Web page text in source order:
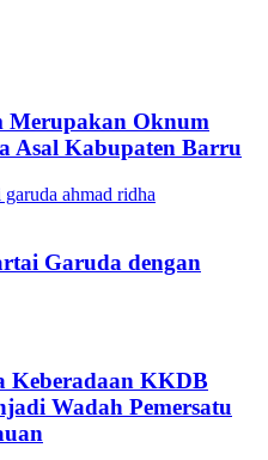
Merupakan Oknum
Asal Kabupaten Barru
Garuda dengan
Keberadaan KKDB
Wadah Pemersatu